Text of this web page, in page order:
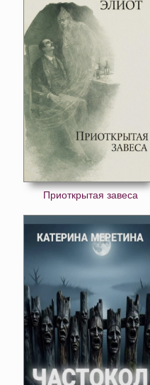
Приоткрытая завеса